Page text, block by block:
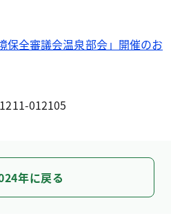
保全審議会温泉部会」開催のお
012105
年に戻る